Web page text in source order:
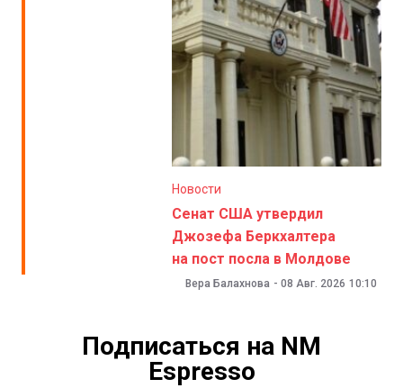
Новости
Сенат США утвердил
Джозефа Беркхалтера
на пост посла в Молдове
Вера Балахнова - 08 Авг. 2026 10:10
Подписаться на NM
Espresso